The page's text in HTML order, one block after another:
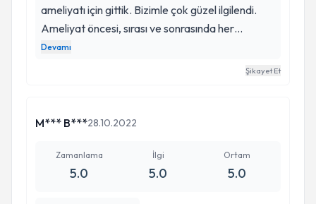
ameliyatı için gittik. Bizimle çok güzel ilgilendi.
Ameliyat öncesi, sırası ve sonrasında her
aşamada gayet anlaşılabilir şekilde ve açıklayıcı
sağlığına kavuştu. Hayat kalitesi normale döndü.
böyle bir doktor tanıdığımız için ailecek çok
mutluyuz.
Devamı
Şikayet Et
M*** B***28.10.2022
Zamanlama
5.0
İlgi
5.0
Ortam
5.0